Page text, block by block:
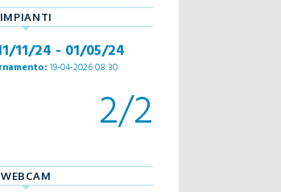
IMPIANTI
11/24 - 01/05/24
19-04-2026 08:30
2/2
WEBCAM